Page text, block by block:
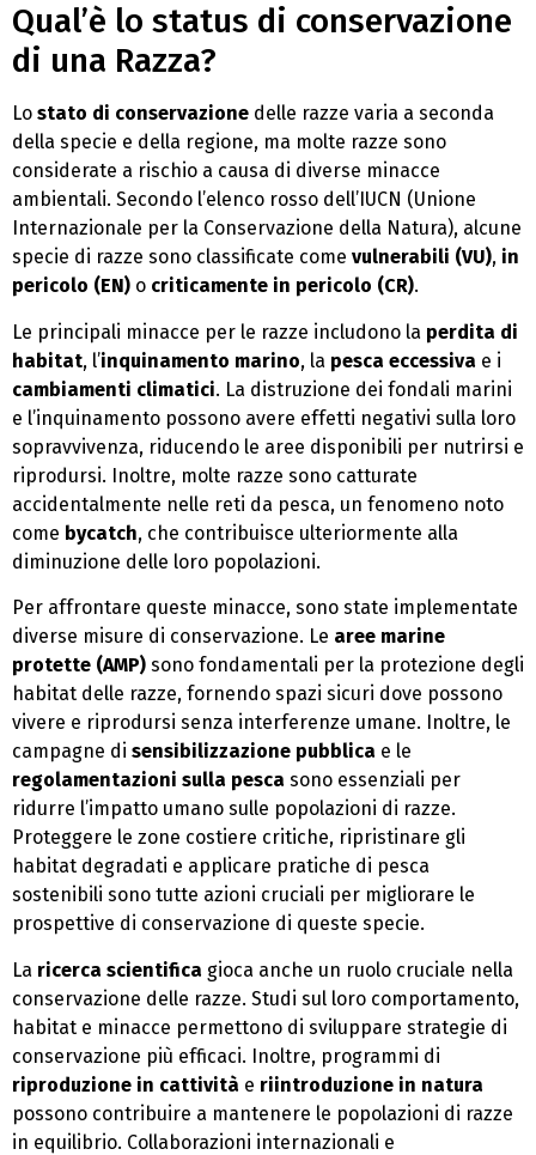
Qual’è lo status di conservazione
di una Razza?
Lo stato di conservazione delle razze varia a seconda
della specie e della regione, ma molte razze sono
considerate a rischio a causa di diverse minacce
ambientali. Secondo l’elenco rosso dell’IUCN (Unione
Internazionale per la Conservazione della Natura), alcune
specie di razze sono classificate come vulnerabili (VU), in
pericolo (EN) o criticamente in pericolo (CR).
Le principali minacce per le razze includono la perdita di
habitat, l’inquinamento marino, la pesca eccessiva e i
cambiamenti climatici. La distruzione dei fondali marini
e l’inquinamento possono avere effetti negativi sulla loro
sopravvivenza, riducendo le aree disponibili per nutrirsi e
riprodursi. Inoltre, molte razze sono catturate
accidentalmente nelle reti da pesca, un fenomeno noto
come bycatch, che contribuisce ulteriormente alla
diminuzione delle loro popolazioni.
Per affrontare queste minacce, sono state implementate
diverse misure di conservazione. Le aree marine
protette (AMP) sono fondamentali per la protezione degli
habitat delle razze, fornendo spazi sicuri dove possono
vivere e riprodursi senza interferenze umane. Inoltre, le
campagne di sensibilizzazione pubblica e le
regolamentazioni sulla pesca sono essenziali per
ridurre l’impatto umano sulle popolazioni di razze.
Proteggere le zone costiere critiche, ripristinare gli
habitat degradati e applicare pratiche di pesca
sostenibili sono tutte azioni cruciali per migliorare le
prospettive di conservazione di queste specie.
La ricerca scientifica gioca anche un ruolo cruciale nella
conservazione delle razze. Studi sul loro comportamento,
habitat e minacce permettono di sviluppare strategie di
conservazione più efficaci. Inoltre, programmi di
riproduzione in cattività e riintroduzione in natura
possono contribuire a mantenere le popolazioni di razze
in equilibrio. Collaborazioni internazionali e